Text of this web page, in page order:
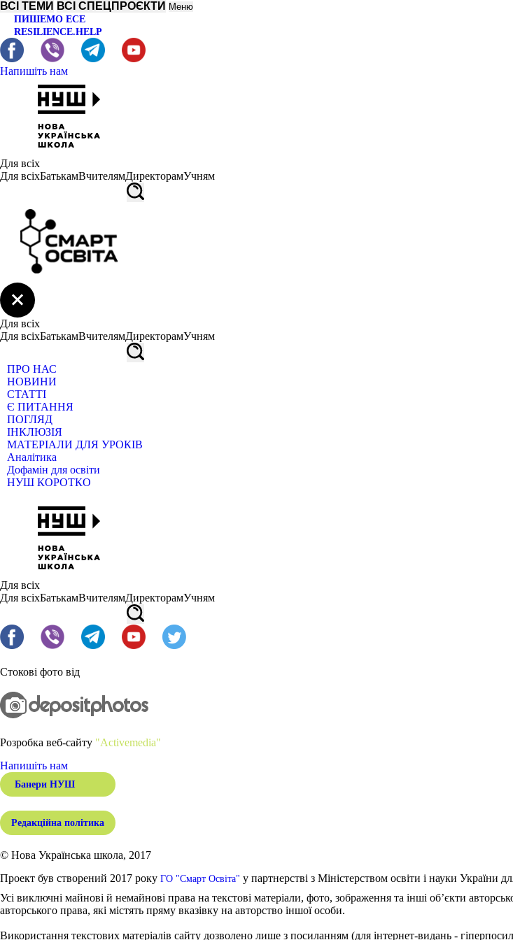
ВСІ ТЕМИ ВСІ СПЕЦПРОЄКТИ Меню
ПИШЕМО ЕСЕ
RESILIENCE.HELP
Напишіть нам
Для всіх
Для всіхБатькамВчителямДиректорамУчням
Для всіх
Для всіхБатькамВчителямДиректорамУчням
ПРО НАС
НОВИНИ
СТАТТІ
Є ПИТАННЯ
ПОГЛЯД
ІНКЛЮЗІЯ
МАТЕРІАЛИ ДЛЯ УРОКІВ
Аналітика
Дофамін для освіти
НУШ КОРОТКО
Для всіх
Для всіхБатькамВчителямДиректорамУчням
Стокові фото від
Розробка веб-сайту "Activemedia"
Напишіть нам
Банери НУШ
Редакційна політика
© Нова Українська школа, 2017
Проект був створений 2017 року ГО "Смарт Освіта" у партнерстві з Міністерством освіти і науки
Усі виключні майнові й немайнові права на текстові матеріали, фото, зображення та інші об’єкти
авторського права, які містять пряму вказівку на авторство іншої особи.
Використання текстових матеріалів сайту дозволено лише з посиланням (для інтернет-видань -